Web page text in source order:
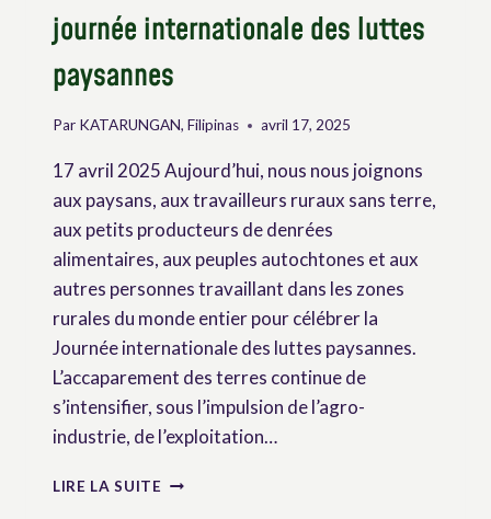
journée internationale des luttes
paysannes
Par KATARUNGAN, Filipinas avril 17, 2025
17 avril 2025 Aujourd’hui, nous nous joignons
aux paysans, aux travailleurs ruraux sans terre,
aux petits producteurs de denrées
alimentaires, aux peuples autochtones et aux
autres personnes travaillant dans les zones
rurales du monde entier pour célébrer la
Journée internationale des luttes paysannes.
L’accaparement des terres continue de
s’intensifier, sous l’impulsion de l’agro-
industrie, de l’exploitation…
LIRE LA SUITE DÉCLARATION